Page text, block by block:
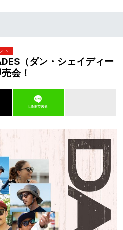
ト
（ダン・シェイディー
会！